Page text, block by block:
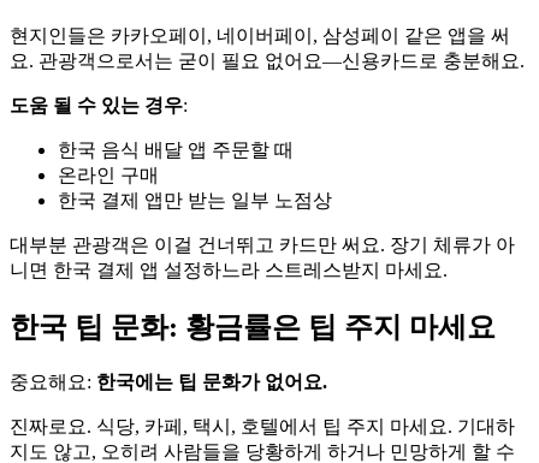
현지인들은 카카오페이, 네이버페이, 삼성페이 같은 앱을 써
요. 관광객으로서는 굳이 필요 없어요—신용카드로 충분해요.
도움 될 수 있는 경우:
한국 음식 배달 앱 주문할 때
온라인 구매
한국 결제 앱만 받는 일부 노점상
대부분 관광객은 이걸 건너뛰고 카드만 써요. 장기 체류가 아
니면 한국 결제 앱 설정하느라 스트레스받지 마세요.
한국 팁 문화: 황금률은 팁 주지 마세요
중요해요: 한국에는 팁 문화가 없어요.
진짜로요. 식당, 카페, 택시, 호텔에서 팁 주지 마세요. 기대하
지도 않고, 오히려 사람들을 당황하게 하거나 민망하게 할 수